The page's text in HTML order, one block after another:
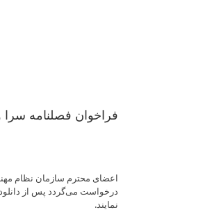
فراخوان فصلنامه سرا
نمایند.